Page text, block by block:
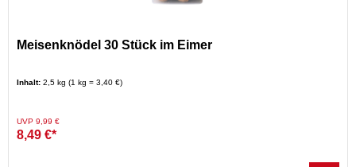
Meisenknödel 30 Stück im Eimer
Inhalt: 2,5 kg (1 kg = 3,40 €)
Preis reduziert von
UVP 9,99 €auf
8,49 €*